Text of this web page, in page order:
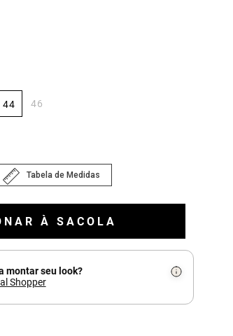
44 46
Tabela de Medidas
À SACOLA
montar seu look?
Shopper